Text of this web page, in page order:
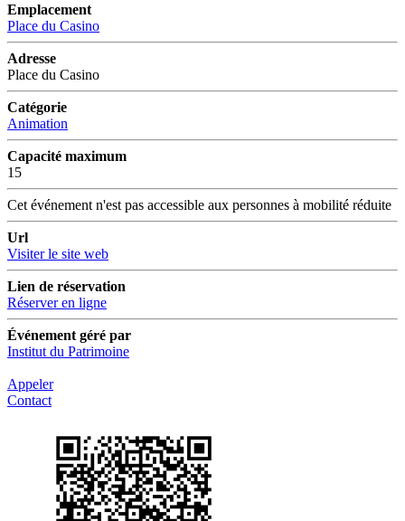
Emplacement
Place du Casino
Adresse
Place du Casino
Catégorie
Animation
Capacité maximum
15
Cet événement n'est pas accessible aux personnes à mobilité réduite
Url
Visiter le site web
Lien de réservation
Réserver en ligne
Événement géré par
Institut du Patrimoine
Appeler
Contact